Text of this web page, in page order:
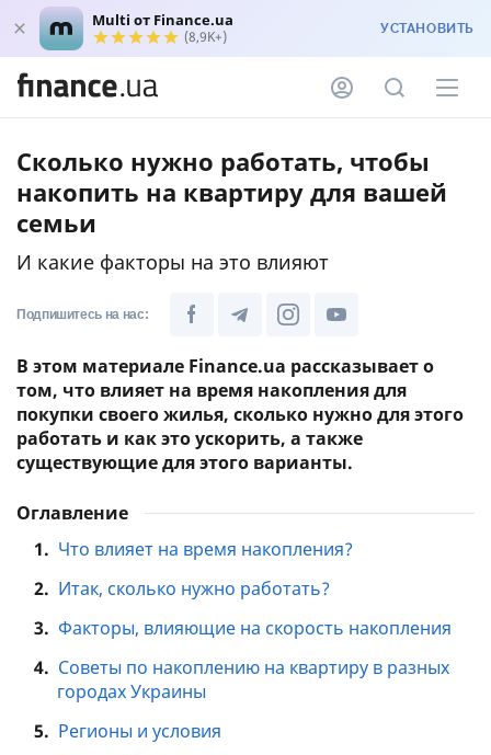
Multi от Finance.ua
(8,9K+) УСТАНОВИТЬ
Сколько нужно работать, чтобы
накопить на квартиру для вашей
семьи
И какие факторы на это влияют
Подпишитесь на нас:
В этом материале Finance.ua рассказывает о
том, что влияет на время накопления для
покупки своего жилья, сколько нужно для этого
работать и как это ускорить, а также
существующие для этого варианты.
Оглавление
1. Что влияет на время накопления?
2. Итак, сколько нужно работать?
3. Факторы, влияющие на скорость накопления
4. Советы по накоплению на квартиру в разных
городах Украины
5. Регионы и условия